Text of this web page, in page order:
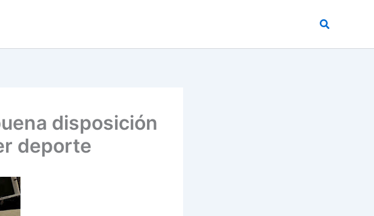
Buscar
disposición
deporte